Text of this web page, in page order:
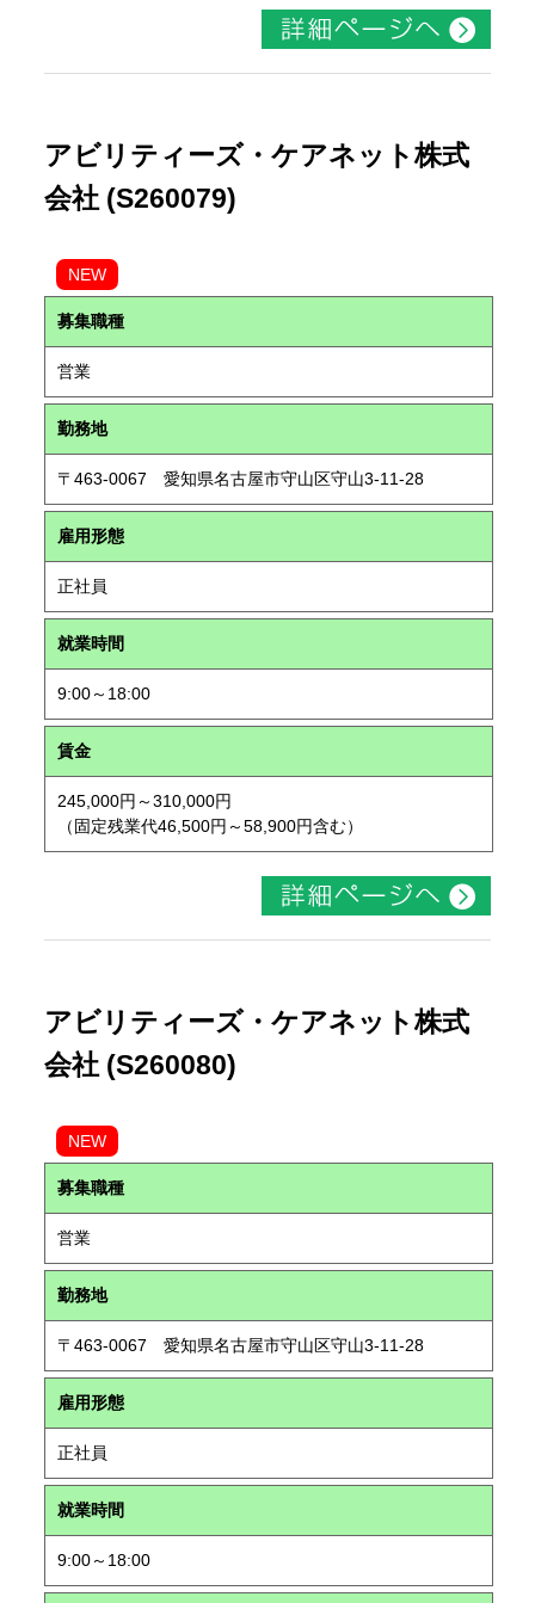
アビリティーズ・ケアネット株式
会社 (S260079)
NEW
募集職種
営業
勤務地
〒463-0067 愛知県名古屋市守山区守山3-11-28
雇用形態
正社員
就業時間
9:00～18:00
賃金
245,000円～310,000円
（固定残業代46,500円～58,900円含む）
アビリティーズ・ケアネット株式
会社 (S260080)
NEW
募集職種
営業
勤務地
〒463-0067 愛知県名古屋市守山区守山3-11-28
雇用形態
正社員
就業時間
9:00～18:00